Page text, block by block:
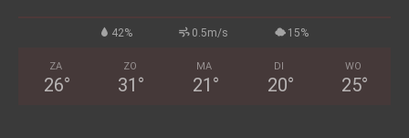
42% 0.5m/s 15%
ZA
26°
ZO
31 °
MA
21 °
DI
20°
WO
25°